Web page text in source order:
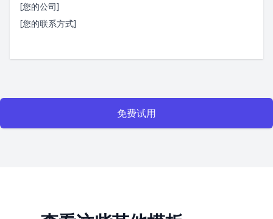
[您的公司]
[您的联系方式]
免费试用